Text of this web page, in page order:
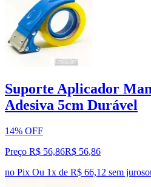
Suporte Aplicador
Adesiva 5cm Durável
14% OFF
Preço R$ 56,86R$ 56,86
no Pix Ou 1x de R$ 66,12 sem juros